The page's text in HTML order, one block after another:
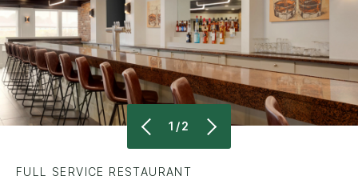
1/2
FULL SERVICE RESTAURANT